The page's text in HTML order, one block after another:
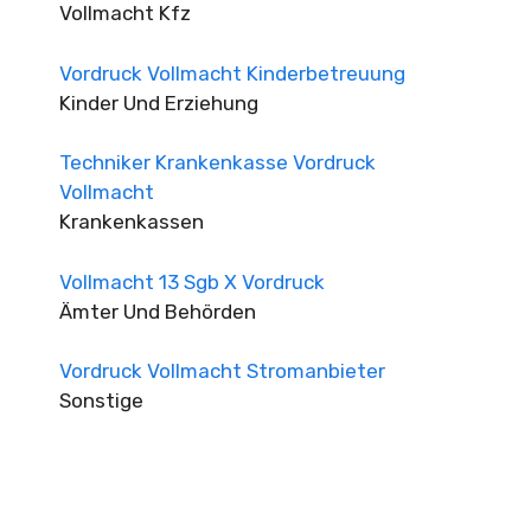
Vollmacht Kfz
Vordruck Vollmacht Kinderbetreuung
Kinder Und Erziehung
Techniker Krankenkasse Vordruck
Vollmacht
Krankenkassen
Vollmacht 13 Sgb X Vordruck
Ämter Und Behörden
Vordruck Vollmacht Stromanbieter
Sonstige